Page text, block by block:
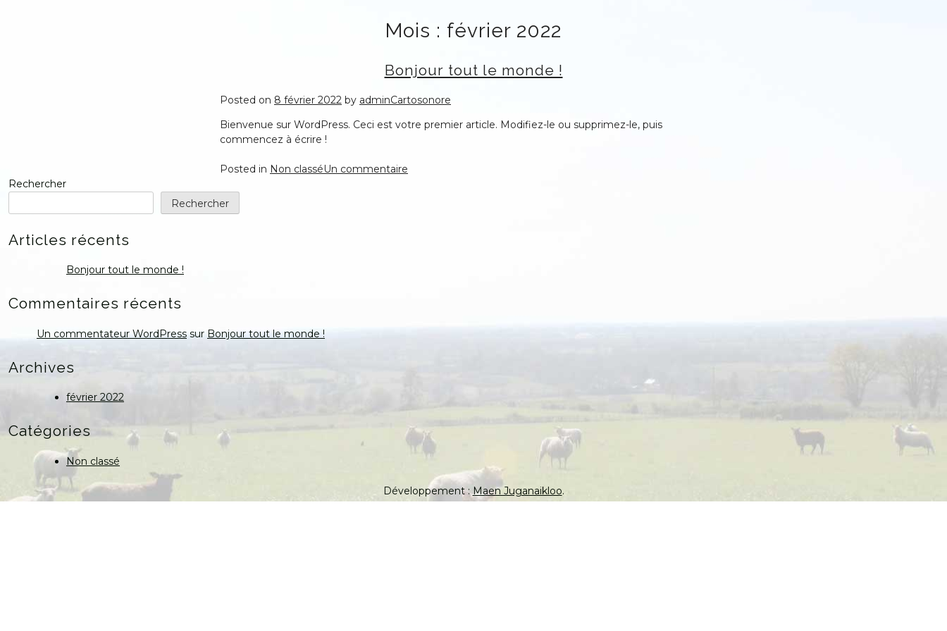
Mois : février 2022
Bonjour tout le monde !
Posted on 8 février 2022 by adminCartosonore
Bienvenue sur WordPress. Ceci est votre premier article. Modifiez-le ou supprimez-le, puis
commencez à écrire !
Posted in Non classéUn commentaire
Rechercher
Rechercher
Articles récents
Bonjour tout le monde !
Commentaires récents
Un commentateur WordPress surBonjour tout le monde !
Archives
février 2022
Catégories
Non classé
Développement : Maen Juganaikloo.